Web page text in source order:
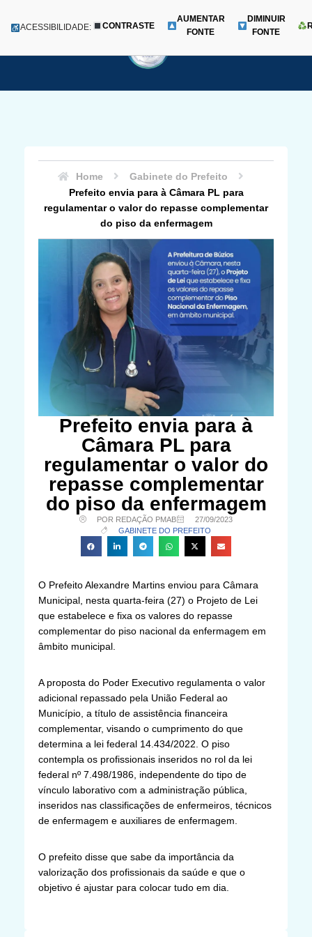
para
Menu
ACESSIBILIDADE: CONTRASTE
AUMENTAR
FONTE
DIMINUIR
FONTE
Home
Gabinete do Prefeito
Prefeito envia para à Câmara PL para
regulamentar o valor do repasse complementar
do piso da enfermagem
Prefeito envia para à
Câmara PL para
regulamentar o valor do
repasse complementar
do piso da enfermagem
POR REDAÇÃO PMAB
27/09/2023
GABINETE DO PREFEITO
O Prefeito Alexandre Martins enviou para Câmara
Municipal, nesta quarta-feira (27) o Projeto de Lei
que estabelece e fixa os valores do repasse
complementar do piso nacional da enfermagem em
âmbito municipal.
A proposta do Poder Executivo regulamenta o valor
adicional repassado pela União Federal ao
Município, a título de assistência financeira
complementar, visando o cumprimento do que
determina a lei federal 14.434/2022. O piso
contempla os profissionais inseridos no rol da lei
federal nº 7.498/1986, independente do tipo de
vínculo laborativo com a administração pública,
inseridos nas classificações de enfermeiros, técnicos
de enfermagem e auxiliares de enfermagem.
O prefeito disse que sabe da importância da
valorização dos profissionais da saúde e que o
objetivo é ajustar para colocar tudo em dia.